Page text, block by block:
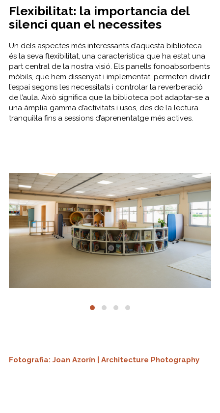
Flexibilitat: la importancia del
silenci quan el necessites
Un dels aspectes més interessants d’aquesta biblioteca
és la seva flexibilitat, una característica que ha estat una
part central de la nostra visió. Els panells fonoabsorbents
mòbils, que hem dissenyat i implementat, permeten dividir
l’espai segons les necessitats i controlar la reverberació
de l’aula. Això significa que la biblioteca pot adaptar-se a
una àmplia gamma d’activitats i usos, des de la lectura
tranquil·la fins a sessions d’aprenentatge més actives.
Fotografia: Joan Azorín | Architecture Photography